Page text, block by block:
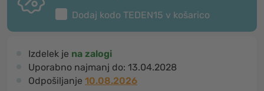
Dodaj kodo TEDEN15 v košarico
Izdelek je na zalogi
Uporabno najmanj do: 13.04.2028
Odpošiljanje 10.08.2026